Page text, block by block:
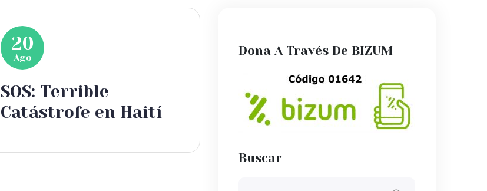
20
Ago
SOS: Terrible
Catástrofe en Haití
Dona A Través De BIZUM
Buscar